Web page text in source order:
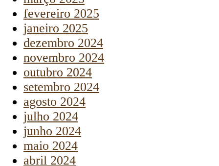
fevereiro 2025
janeiro 2025
dezembro 2024
novembro 2024
outubro 2024
setembro 2024
agosto 2024
julho 2024
junho 2024
maio 2024
abril 2024